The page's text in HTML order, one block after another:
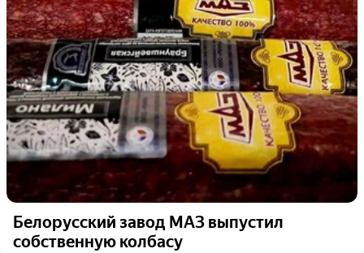
Белорусский завод МАЗ выпустил
собственную колбасу